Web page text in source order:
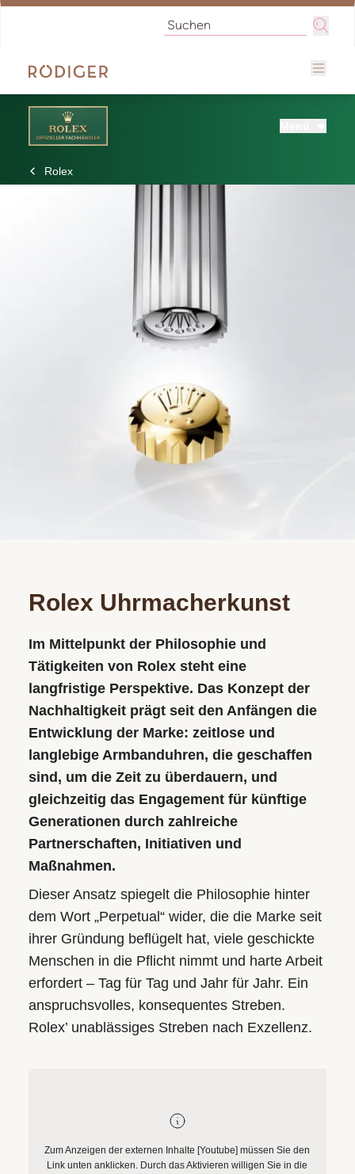
Rolex
Rolex Uhrmacherkunst
Im Mittelpunkt der Philosophie und
Tätigkeiten von Rolex steht eine
langfristige Perspektive. Das Konzept der
Nachhaltigkeit prägt seit den Anfängen die
Entwicklung der Marke: zeitlose und
langlebige Armbanduhren, die geschaffen
sind, um die Zeit zu überdauern, und
gleichzeitig das Engagement für künftige
Generationen durch zahlreiche
Partnerschaften, Initiativen und
Maßnahmen.
Dieser Ansatz spiegelt die Philosophie hinter
dem Wort „Perpetual“ wider, die die Marke seit
ihrer Gründung beflügelt hat, viele geschickte
Menschen in die Pflicht nimmt und harte Arbeit
erfordert – Tag für Tag und Jahr für Jahr. Ein
anspruchsvolles, konsequentes Streben.
Rolex’ unablässiges Streben nach Exzellenz.
Zum Anzeigen der externen Inhalte [Youtube] müssen Sie den
Link unten anklicken. Durch das Aktivieren willigen Sie in die